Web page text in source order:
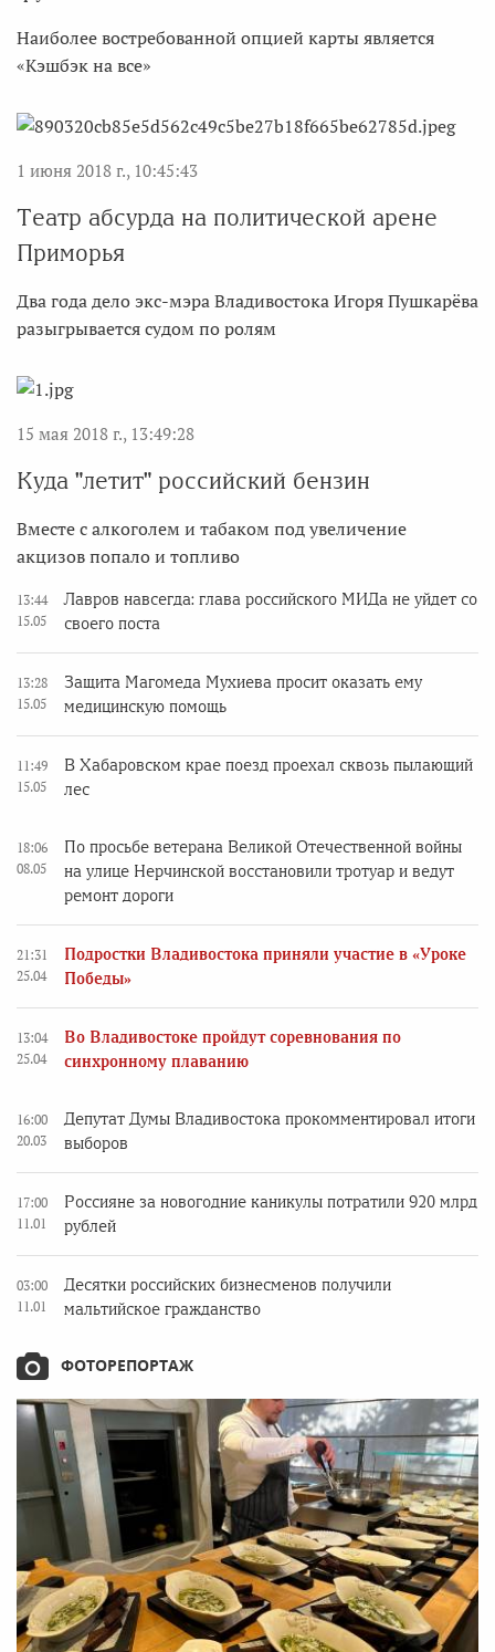
Наиболее востребованной опцией карты является
«Кэшбэк на все»
1 июня 2018 г., 10:45:43
Театр абсурда на политической арене
Приморья
Два года дело экс-мэра Владивостока Игоря Пушкарёва
разыгрывается судом по ролям
15 мая 2018 г., 13:49:28
Куда "летит" российский бензин
Вместе с алкоголем и табаком под увеличение
акцизов попало и топливо
13:44
15.05
Лавров навсегда: глава российского МИДа не уйдет со
своего поста
13:28
15.05
Защита Магомеда Мухиева просит оказать ему
медицинскую помощь
11:49
15.05
В Хабаровском крае поезд проехал сквозь пылающий
лес
18:06
08.05
По просьбе ветерана Великой Отечественной войны
на улице Нерчинской восстановили тротуар и ведут
ремонт дороги
21:31
25.04
Подростки Владивостока приняли участие в «Уроке
Победы»
13:04
25.04
Во Владивостоке пройдут соревнования по
синхронному плаванию
16:00
20.03
Депутат Думы Владивостока прокомментировал итоги
выборов
17:00
11.01
Россияне за новогодние каникулы потратили 920 млрд
рублей
03:00
11.01
Десятки российских бизнесменов получили
мальтийское гражданство
ФОТОРЕПОРТАЖ